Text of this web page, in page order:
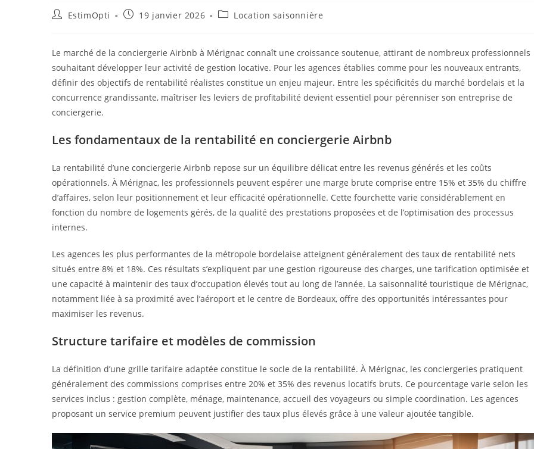
EstimOpti 19 janvier 2026 Location saisonnière
Le marché de la conciergerie Airbnb à Mérignac connaît une croissance soutenue, attirant de nombreux professionnels
souhaitant développer leur activité de gestion locative. Pour les agences établies comme pour les nouveaux entrants,
définir des objectifs de rentabilité réalistes constitue un enjeu majeur. Entre les spécificités du marché bordelais et la
concurrence grandissante, maîtriser les leviers de profitabilité devient essentiel pour pérenniser son entreprise de
conciergerie.
Les fondamentaux de la rentabilité en conciergerie Airbnb
La rentabilité d’une conciergerie Airbnb repose sur un équilibre délicat entre les revenus générés et les coûts
opérationnels. À Mérignac, les professionnels peuvent espérer une marge brute comprise entre 15% et 35% du chiffre
d’affaires, selon leur positionnement et leur efficacité opérationnelle. Cette fourchette varie considérablement en
fonction du nombre de logements gérés, de la qualité des prestations proposées et de l’optimisation des processus
internes.
Les agences les plus performantes de la métropole bordelaise atteignent généralement des taux de rentabilité nets
situés entre 8% et 18%. Ces résultats s’expliquent par une gestion rigoureuse des charges, une tarification optimisée et
une capacité à maintenir des taux d’occupation élevés tout au long de l’année. La saisonnalité touristique de Mérignac,
notamment liée à sa proximité avec l’aéroport et le centre de Bordeaux, offre des opportunités intéressantes pour
maximiser les revenus.
Structure tarifaire et modèles de commission
La définition d’une grille tarifaire adaptée constitue le socle de la rentabilité. À Mérignac, les conciergeries pratiquent
généralement des commissions comprises entre 20% et 35% des revenus locatifs bruts. Ce pourcentage varie selon les
services inclus : gestion complète, ménage, maintenance, accueil des voyageurs ou simple coordination. Les agences
proposant un service premium peuvent justifier des taux plus élevés grâce à une valeur ajoutée tangible.